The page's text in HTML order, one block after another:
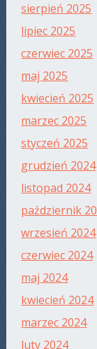
sierpień 2025
lipiec 2025
czerwiec 2025
maj 2025
kwiecień 2025
marzec 2025
styczeń 2025
grudzień 2024
listopad 2024
październik
wrzesień 2024
czerwiec 2024
maj 2024
kwiecień 2024
marzec 2024
luty 2024